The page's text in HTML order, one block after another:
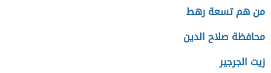
من هم تسعة رهط
محافظة صلاح الدين
زيت الجرجير